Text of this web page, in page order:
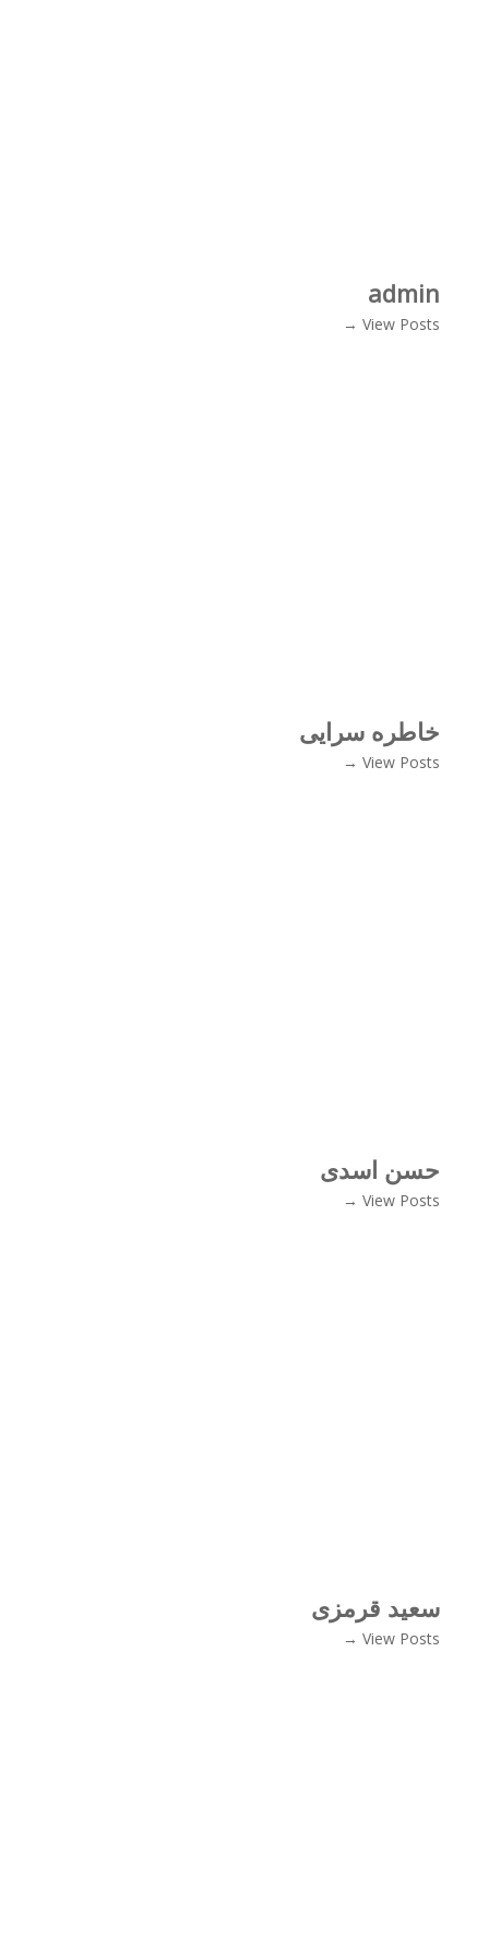
admin
View Posts →
خاطره سرایی
View Posts →
حسن اسدی
View Posts →
سعید قرمزی
View Posts →